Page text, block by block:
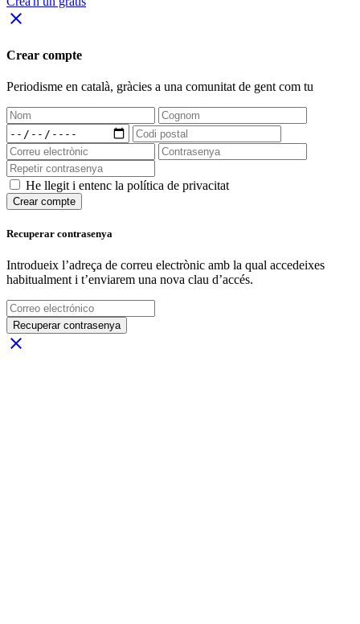
close
Crear compte
Periodisme en català, gràcies a una comunitat de gent com tu
He llegit i entenc la política de privacitat
Crear compte
Recuperar contrasenya
Introdueix l’adreça de correu electrònic amb la qual accedeixes
habitualment i t’enviarem una nova clau d’accés.
Recuperar contrasenya
close